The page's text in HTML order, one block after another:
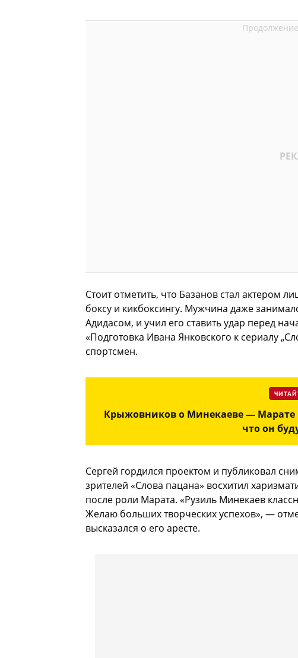
Стоит отметить, что Базанов стал актером
боксу и кикбоксингу. Мужчина даже
Адидасом, и учил его ставить удар перед
«Подготовка Ивана Янковского к сериалу
спортсмен.
Крыжовников о Минекаеве — Марате
что он
Сергей гордился проектом и публиковал
зрителей «Слова пацана» восхитил
после роли Марата. «Рузиль Минекаев
Желаю больших творческих успехов», —
высказался о его аресте.